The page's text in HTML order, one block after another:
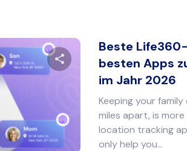
Twitter Facebook Link kopieren
Beste
besten Apps
im Jahr 2026
Keeping your
miles apart, is
location tracking
only help you...